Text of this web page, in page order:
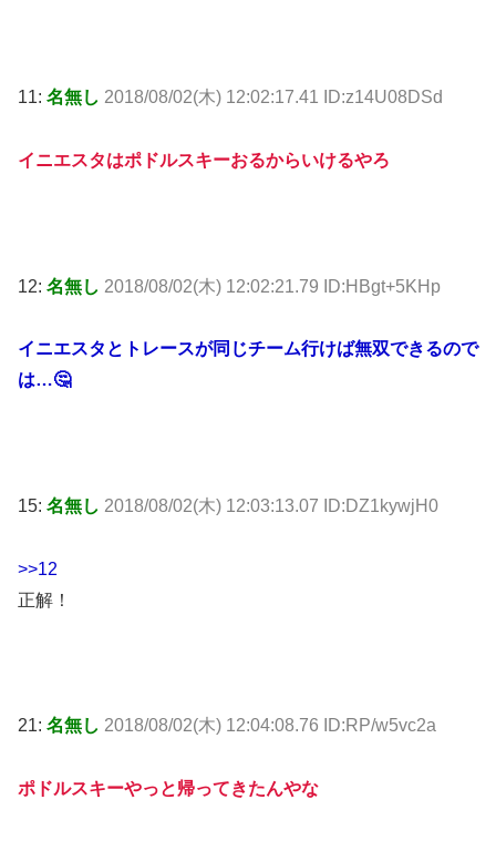
11: 名無し 2018/08/02(木) 12:02:17.41 ID:z14U08DSd
イニエスタはポドルスキーおるからいけるやろ
12: 名無し 2018/08/02(木) 12:02:21.79 ID:HBgt+5KHp
イニエスタとトレースが同じチーム行けば無双できるので
は…🤔
15: 名無し 2018/08/02(木) 12:03:13.07 ID:DZ1kywjH0
>>12
正解！
21: 名無し 2018/08/02(木) 12:04:08.76 ID:RP/w5vc2a
ポドルスキーやっと帰ってきたんやな